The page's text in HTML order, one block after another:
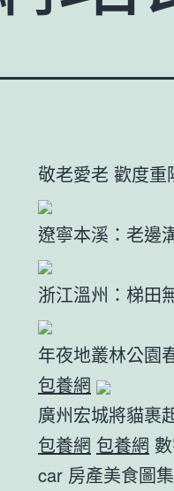
敬老愛老 歡度重
遼寧本溪：老邊
浙江溫州：梯田
年夜地叢林公園
包養網
廣州宏城將貓裹
包養網 包養網
car 房產美食圖